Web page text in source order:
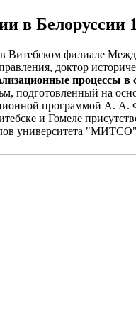
в Белоруссии
в Витебском филиале
доктор
процессы в
подготовленный на
программой А.
и Гомеле
университета